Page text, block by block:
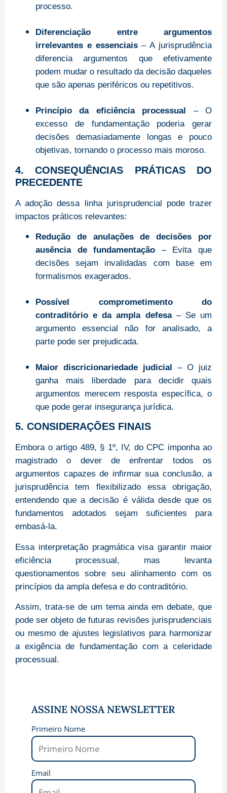
processo.
Diferenciação entre argumentos
irrelevantes e essenciais– A jurisprudência
diferencia argumentos que efetivamente
podem mudar o resultado da decisão daqueles
que são apenas periféricos ou repetitivos.
Princípio da eficiência processual – O
excesso de fundamentação poderia gerar
decisões demasiadamente longas e pouco
objetivas, tornando o processo mais moroso.
4. CONSEQUÊNCIAS PRÁTICAS DO
PRECEDENTE
A adoção dessa linha jurisprudencial pode trazer
impactos práticos relevantes:
Redução de anulações de decisões por
ausência de fundamentação – Evita que
decisões sejam invalidadas com base em
formalismos exagerados.
Possível comprometimento do
contraditório e da ampla defesa– Se um
argumento essencial não for analisado, a
parte pode ser prejudicada.
Maior discricionariedade judicial – O juiz
ganha mais liberdade para decidir quais
argumentos merecem resposta específica, o
que pode gerar insegurança jurídica.
5. CONSIDERAÇÕES FINAIS
Embora o artigo 489, § 1º, IV, do CPC imponha ao
magistrado o dever de enfrentar todos os
argumentos capazes de infirmar sua conclusão, a
jurisprudência tem flexibilizado essa obrigação,
entendendo que a decisão é válida desde que os
fundamentos adotados sejam suficientes para
embasá-la.
Essa interpretação pragmática visa garantir maior
eficiência processual, mas levanta
questionamentos sobre seu alinhamento com os
princípios da ampla defesa e do contraditório.
Assim, trata-se de um tema ainda em debate, que
pode ser objeto de futuras revisões jurisprudenciais
ou mesmo de ajustes legislativos para harmonizar
a exigência de fundamentação com a celeridade
processual.
ASSINE NOSSA NEWSLETTER
Primeiro Nome
Email